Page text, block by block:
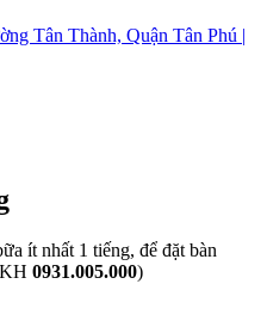
Tân Thành, Quận Tân Phú |
ít nhất 1 tiếng, để đặt bàn
0931.005.000)